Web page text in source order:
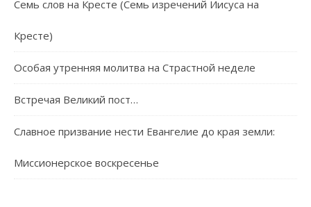
Семь слов на Кресте (Семь изречений Иисуса на
Кресте)
Особая утренняя молитва на Страстной неделе
Встречая Великий пост…
Славное призвание нести Евангелие до края земли:
Миссионерское воскресенье